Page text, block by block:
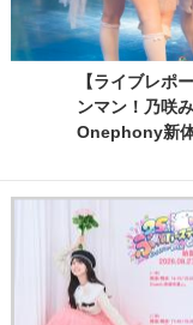
【ライブレポ
ンマン！乃咲
Onephony新